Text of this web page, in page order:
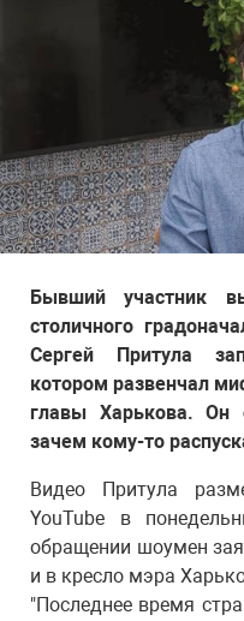
Бывший участник
столичного
Сергей Притула
котором развенчал
главы Харькова. Он
зачем кому-то
Видео Притула
YouTube в
обращении шоумен
и в кресло мэра
"Последнее время